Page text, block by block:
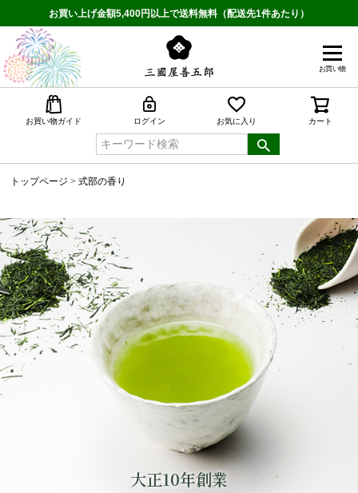
お買い上げ金額5,400円以上で送料無料（配送先1件あたり）
お買い物
お買い物ガイド ログイン お気に入り カート
トップページ 式部の香り
大正10年創業